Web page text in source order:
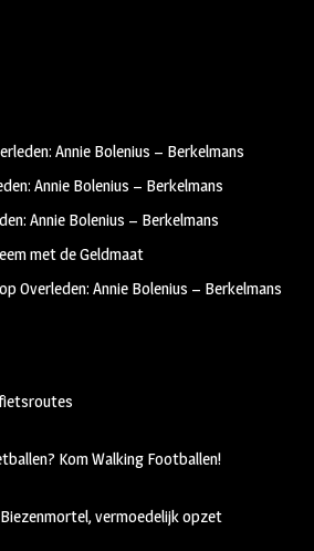
Annie Bolenius – Berkelmans
Annie Bolenius – Berkelmans
Annie Bolenius – Berkelmans
met de Geldmaat
opOverleden: Annie Bolenius – Berkelmans
Kom Walking Footballen!
vermoedelijk opzet